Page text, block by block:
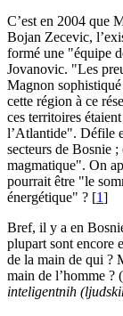
C’est en 2004 que
Bojan Zecevic,
formé une "équipe
Jovanovic. "Les
Magnon
cette région à ce
ces territoires
l’Atlantide". Défile
secteurs de Bosnie
magmatique". On
pourrait être "le
énergétique" ? [1]
Bref, il y a en
plupart sont encore
de la main de qui ?
main de l’homme ? (
inteligentnih